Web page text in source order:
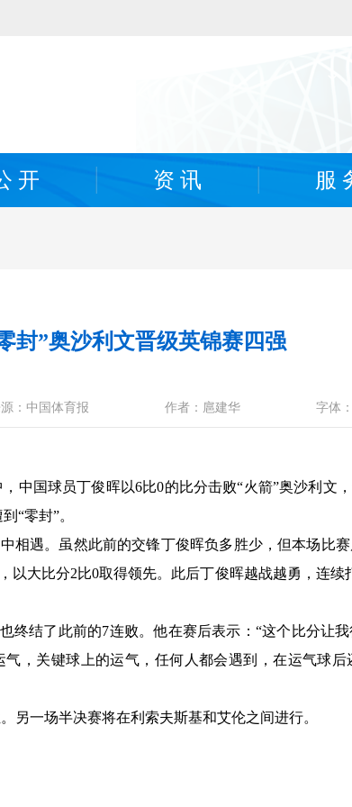
开 资 讯 服
封”奥沙利文晋级英锦赛四强
：中国体育报 作者：扈建华 字体：
中国球员丁俊晖以6比0的比分击败“火箭”奥沙利文
“零封”。
相遇。虽然此前的交锋丁俊晖负多胜少，但本场比
大比分2比0取得领先。此后丁俊晖越战越勇，连续
终结了此前的7连败。他在赛后表示：“这个比分让
，关键球上的运气，任何人都会遇到，在运气球
另一场半决赛将在利索夫斯基和艾伦之间进行。